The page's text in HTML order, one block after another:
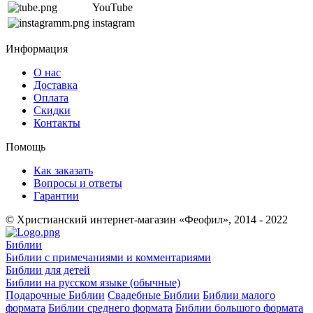
YouTube
instagram
Информация
О нас
Доставка
Оплата
Скидки
Контакты
Помощь
Как заказать
Вопросы и ответы
Гарантии
© Христианский интернет-магазин «Феофил», 2014 - 2022
Библии
Библии с примечаниями и комментариями
Библии для детей
Библии на русском языке (обычные)
Подарочные Библии Свадебные Библии Библии малого
формата Библии среднего формата Библии большого формата